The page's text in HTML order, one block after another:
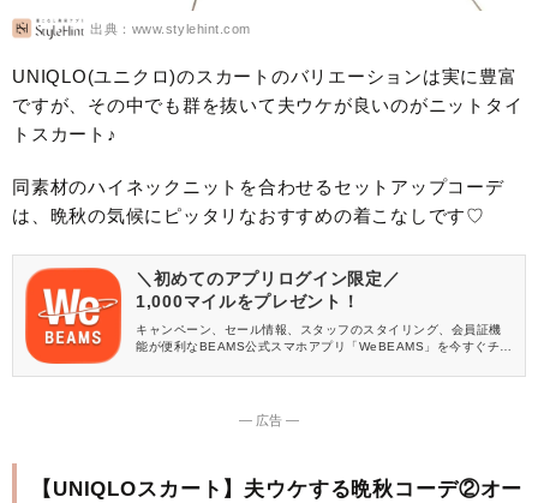
出典：www.stylehint.com
UNIQLO(ユニクロ)のスカートのバリエーションは実に豊富
ですが、その中でも群を抜いて夫ウケが良いのがニットタイ
トスカート♪
同素材のハイネックニットを合わせるセットアップコーデ
は、晩秋の気候にピッタリなおすすめの着こなしです♡
＼初めてのアプリログイン限定／
1,000マイルをプレゼント！
キャンペーン、セール情報、スタッフのスタイリング、会員証機
能が便利なBEAMS公式スマホアプリ「WeBEAMS」を今すぐチェ
― 広告 ―
【UNIQLOスカート】夫ウケする晩秋コーデ②オー